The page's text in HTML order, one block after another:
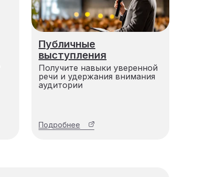
Публичные
выступления
Получите навыки уверенной
речи и удержания внимания
аудитории
Подробнее